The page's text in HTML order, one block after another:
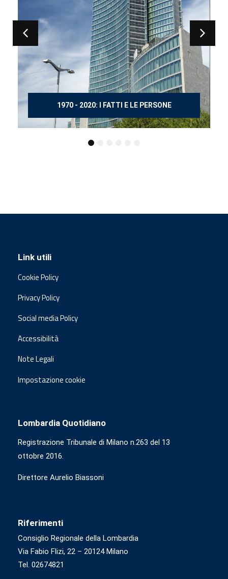
150 ANNI DOPO MANZONI
Link utili
Cookie Policy
Privacy Policy
Social media Policy
Accessibilità
Note Legali
Impostazione cookie
Lombardia Quotidiano
Registrazione Tribunale di Milano n.263 del 13
ottobre 2016.
Direttore Aurelio Biassoni
Riferimenti
Consiglio Regionale della Lombardia
Via Fabio Flizi, 22 – 20124 Milano
Tel. 02674821